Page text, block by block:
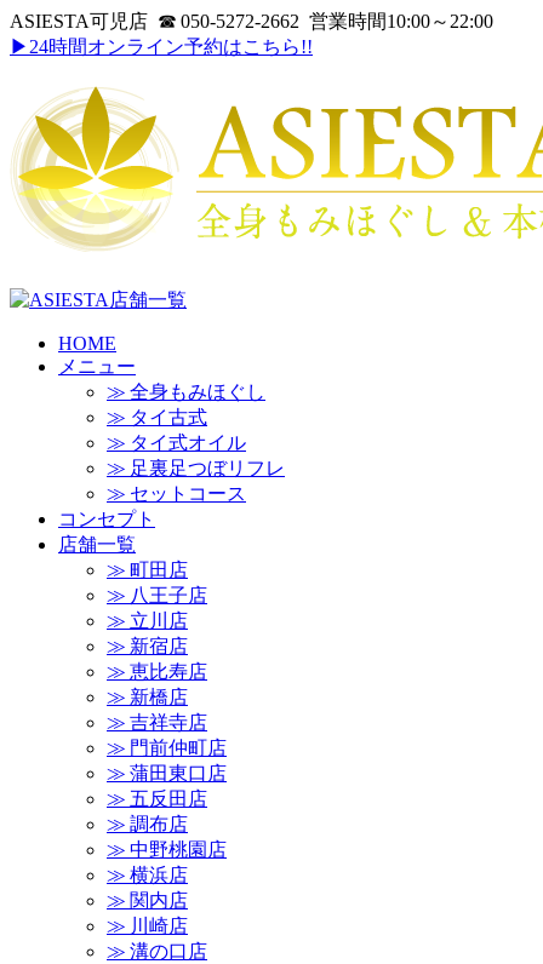
ASIESTA可児店 ☎ 050-5272-2662 営業時間10:00～22:00
▶24時間オンライン予約はこちら!!
HOME
メニュー
≫ 全身もみほぐし
≫ タイ古式
≫ タイ式オイル
≫ 足裏足つぼリフレ
≫ セットコース
コンセプト
店舗一覧
≫ 町田店
≫ 八王子店
≫ 立川店
≫ 新宿店
≫ 恵比寿店
≫ 新橋店
≫ 吉祥寺店
≫ 門前仲町店
≫ 蒲田東口店
≫ 五反田店
≫ 調布店
≫ 中野桃園店
≫ 横浜店
≫ 関内店
≫ 川崎店
≫ 溝の口店